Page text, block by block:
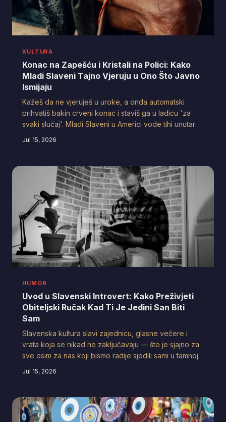
KULTURA
Konac na Zapešću i Kristali na Polici: Kako
Mladi Slaveni Tajno Vjeruju u Ono Što Javno
Ismijaju
Kažeš da ne vjeruješ u uroke, a onda automatski
prihvatiš bakin crveni konac i staviš ga u ladicu 'za
svaki slučaj'. Mladi Slaveni u Americi vode tihi unutarnji
Jul 15, 2026
HUMOR
Uvod u Slavenski Introvert: Kako Preživjeti
Obiteljski Ručak Kad Ti Je Jedini San Biti
Sam
Slavenska kultura slavi zajednicu, glasne večere i
vrata koja se nikad ne zaključavaju — što je sjajno za
sve osim za nas koji bismo radije sjedili sami u tamnoj
tih?'. Dobrodošli u zaštićeno područje duše.
Jul 15, 2026